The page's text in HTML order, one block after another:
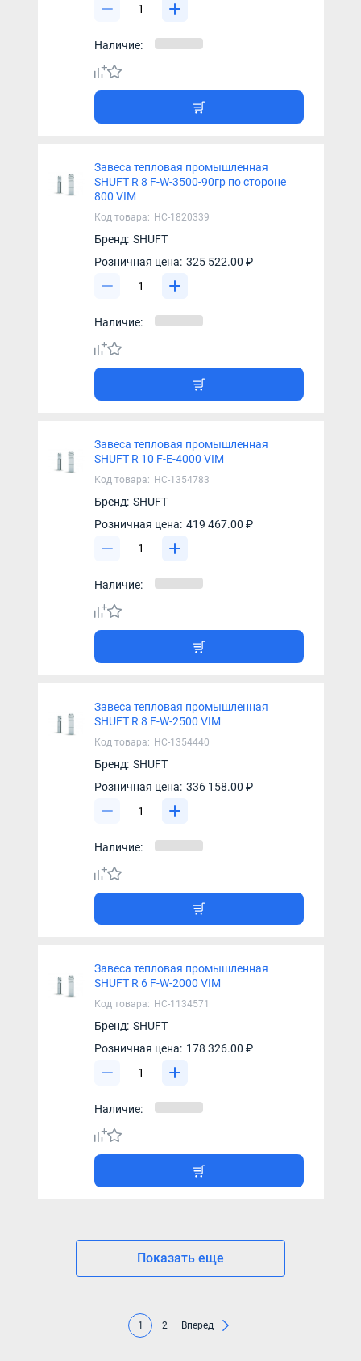
Наличие:
Завеса тепловая промышленная
SHUFT R 8 F-W-3500-90гр по стороне
800 VIM
Код товара: НС-1820339
Бренд: SHUFT
Розничная цена: 325 522.00 ₽
Наличие:
Завеса тепловая промышленная
SHUFT R 10 F-E-4000 VIM
Код товара: НС-1354783
Бренд: SHUFT
Розничная цена: 419 467.00 ₽
Наличие:
Завеса тепловая промышленная
SHUFT R 8 F-W-2500 VIM
Код товара: НС-1354440
Бренд: SHUFT
Розничная цена: 336 158.00 ₽
Наличие:
Завеса тепловая промышленная
SHUFT R 6 F-W-2000 VIM
Код товара: НС-1134571
Бренд: SHUFT
Розничная цена: 178 326.00 ₽
Наличие:
Показать еще
1 2 Вперед